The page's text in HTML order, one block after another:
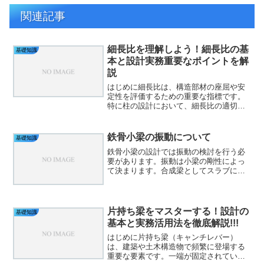
関連記事
基礎知識
細長比を理解しよう！細長比の基
本と設計実務重要なポイントを解
説
はじめに細長比は、構造部材の座屈や安
定性を評価するための重要な指標です。
特に柱の設計において、細長比の適切な
豊富な設計者）の対話を通じて、細長比
の基本概念や設計上の注意...
基礎知識 鉄骨小梁の振動について
鉄骨小梁の設計では振動の検討を行う必
要があります。振動は小梁の剛性によっ
て決まります。合成梁としてスラブによ
設計は「鉄骨小梁の設計」...
基礎知識
片持ち梁をマスターする！設計の
基本と実務活用法を徹底解説!!!
はじめに片持ち梁（キャンチレバー）
は、建築や土木構造物で頻繁に登場する
重要な要素です。一端が固定されている